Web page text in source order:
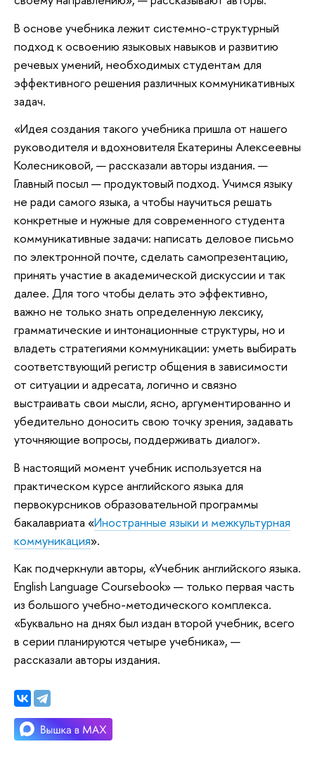
В основе учебника лежит системно-структурный
подход к освоению языковых навыков и развитию
речевых умений, необходимых студентам для
эффективного решения различных коммуникативных
задач.
«Идея создания такого учебника пришла от нашего
руководителя и вдохновителя Екатерины Алексеевны
Колесниковой, — рассказали авторы издания. —
Главный посыл — продуктовый подход. Учимся языку
не ради самого языка, а чтобы научиться решать
конкретные и нужные для современного студента
коммуникативные задачи: написать деловое письмо
по электронной почте, сделать самопрезентацию,
принять участие в академической дискуссии и так
далее. Для того чтобы делать это эффективно,
важно не только знать определенную лексику,
грамматические и интонационные структуры, но и
владеть стратегиями коммуникации: уметь выбирать
соответствующий регистр общения в зависимости
от ситуации и адресата, логично и связно
выстраивать свои мысли, ясно, аргументированно и
убедительно доносить свою точку зрения, задавать
уточняющие вопросы, поддерживать диалог».
В настоящий момент учебник используется на
практическом курсе английского языка для
первокурсников образовательной программы
бакалавриата «Иностранные языки и межкультурная
коммуникация».
Как подчеркнули авторы, «Учебник английского языка.
English Language Coursebook» — только первая часть
из большого учебно-методического комплекса.
«Буквально на днях был издан второй учебник, всего
в серии планируются четыре учебника», —
рассказали авторы издания.